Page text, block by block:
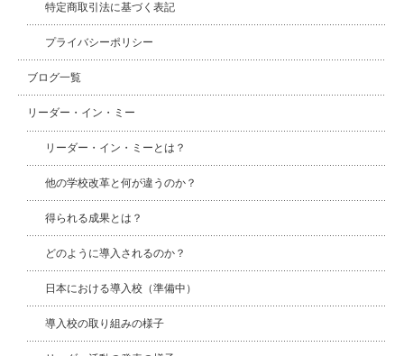
特定商取引法に基づく表記
プライバシーポリシー
ブログ一覧
リーダー・イン・ミー
リーダー・イン・ミーとは？
他の学校改革と何が違うのか？
得られる成果とは？
どのように導入されるのか？
日本における導入校（準備中）
導入校の取り組みの様子